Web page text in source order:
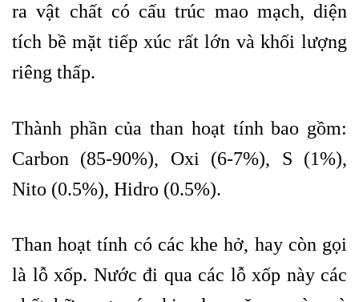
ra vật chất có cấu trúc mao mạch, diện
tích bề mặt tiếp xúc rất lớn và khối lượng
riêng thấp.
Thành phần của than hoạt tính bao gồm:
Carbon (85-90%), Oxi (6-7%), S (1%),
Nito (0.5%), Hidro (0.5%).
Than hoạt tính có các khe hở, hay còn gọi
là lỗ xốp. Nước đi qua các lỗ xốp này các